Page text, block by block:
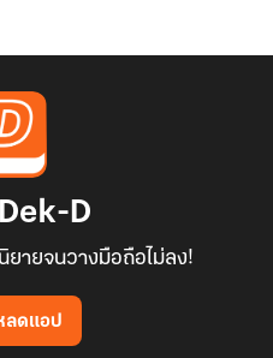
D
ายจนวางมือถือไม่ลง!
ลดแอป